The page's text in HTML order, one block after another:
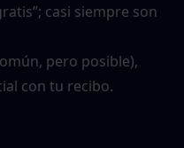
casi siempre son
pero posible),
con tu recibo.